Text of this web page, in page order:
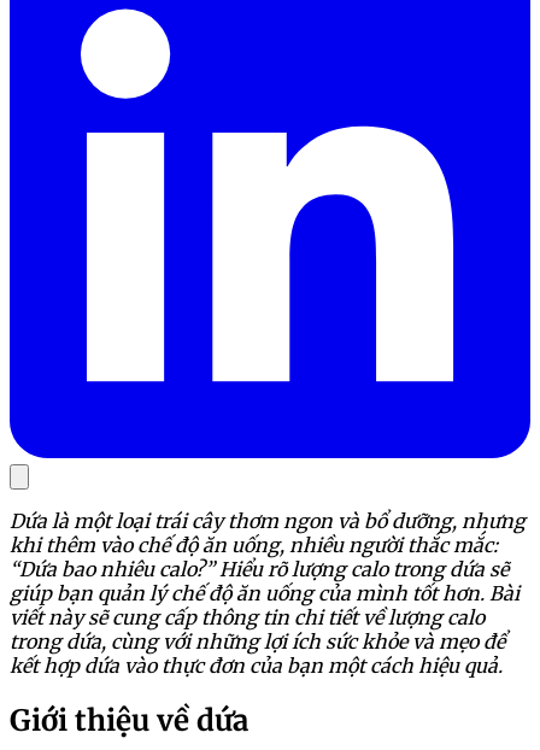
Dứa là một loại trái cây thơm ngon và bổ dưỡng, nhưng
khi thêm vào chế độ ăn uống, nhiều người thắc mắc:
“Dứa bao nhiêu calo?” Hiểu rõ lượng calo trong dứa sẽ
giúp bạn quản lý chế độ ăn uống của mình tốt hơn. Bài
viết này sẽ cung cấp thông tin chi tiết về lượng calo
trong dứa, cùng với những lợi ích sức khỏe và mẹo để
kết hợp dứa vào thực đơn của bạn một cách hiệu quả.
Giới thiệu về dứa